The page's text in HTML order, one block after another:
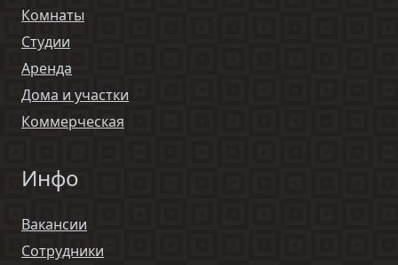
Комнаты
Студии
Аренда
Дома и участки
Коммерческая
Инфо
Вакансии
Сотрудники